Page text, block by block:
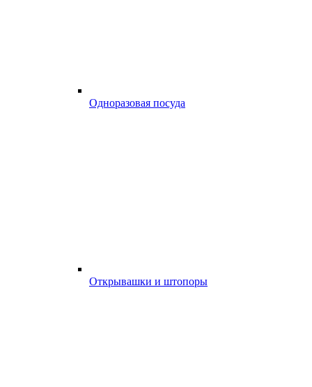
Одноразовая посуда
Открывашки и штопоры